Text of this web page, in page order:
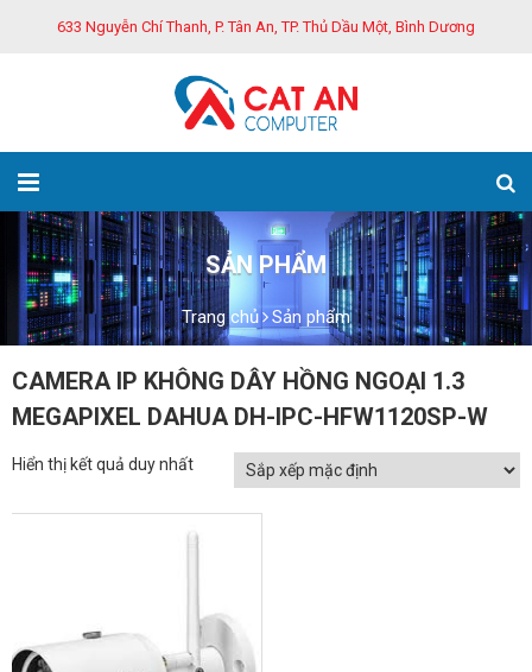
633 Nguyễn Chí Thanh, P. Tân An, TP. Thủ Dầu Một, Bình Dương
SẢN PHẨM
Trang chủ Sản phẩm
CAMERA IP KHÔNG DÂY HỒNG NGOẠI 1.3
MEGAPIXEL DAHUA DH-IPC-HFW1120SP-W
Hiển thị kết quả duy nhất